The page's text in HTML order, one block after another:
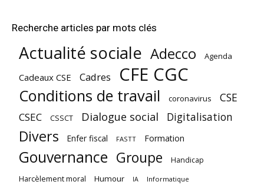
Recherche articles par mots clés
Actualité sociale Adecco Agenda
Cadeaux CSE Cadres CFE CGC
Conditions de travail coronavirus CSE
CSEC CSSCT Dialogue social Digitalisation
Divers Enfer fiscal FASTT Formation
Gouvernance Groupe Handicap
Harcèlement moral Humour IA Informatique